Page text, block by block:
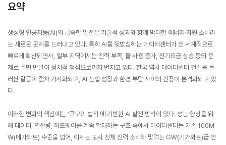
요약
생성형 인공지능(AI)의 급속한 발전은 기술적 성과와 함께 막대한 에너지·자원 소비라
는 새로운 문제를 드러내고 있다. 특히 AI를 뒷받침하는 데이터센터가 전 세계적으로
빠르게 확산되면서, 일부 지역에서는 전력 부족, 물 사용 증가, 전기요금 상승 등의 문
제로 주민 반발이 정치적 쟁점으로까지 번지고 있다. 한국 역시 데이터센터 건설을 둘
러싼 갈등이 점차 가시화되며, AI 산업 성장과 환경 부담 사이의 긴장이 본격화되고 있
다.
이러한 변화의 핵심에는 ‘규모의 법칙’에 기반한 AI 발전 방식이 있다. 성능 향상을 위
해 데이터, 연산량, 하드웨어를 계속 확대하는 구조 속에서 데이터센터는 기존 100M
W(메가와트) 수준을 넘어, 이제는 도시 전체 전력 소비와 맞먹는 GW(기가와트)급 인